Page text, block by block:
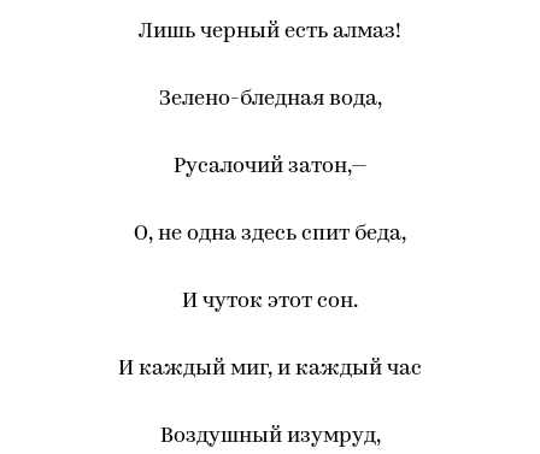
Лишь черный есть алмаз!
Зелено-бледная вода,
Русалочий затон,—
О, не одна здесь спит беда,
И чуток этот сон.
И каждый миг, и каждый час
Воздушный изумруд,